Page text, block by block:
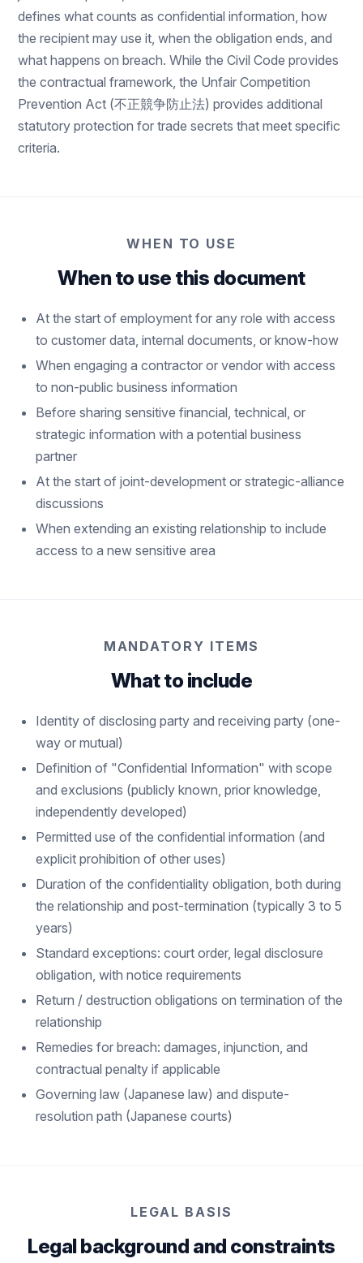
defines what counts as confidential information, how
the recipient may use it, when the obligation ends, and
what happens on breach. While the Civil Code provides
the contractual framework, the Unfair Competition
Prevention Act (不正競争防止法) provides additional
statutory protection for trade secrets that meet specific
criteria.
WHEN TO USE
When to use this document
At the start of employment for any role with access
to customer data, internal documents, or know-how
When engaging a contractor or vendor with access
to non-public business information
Before sharing sensitive financial, technical, or
strategic information with a potential business
partner
At the start of joint-development or strategic-alliance
discussions
When extending an existing relationship to include
access to a new sensitive area
MANDATORY ITEMS
What to include
Identity of disclosing party and receiving party (one-
way or mutual)
Definition of "Confidential Information" with scope
and exclusions (publicly known, prior knowledge,
independently developed)
Permitted use of the confidential information (and
explicit prohibition of other uses)
Duration of the confidentiality obligation, both during
the relationship and post-termination (typically 3 to 5
years)
Standard exceptions: court order, legal disclosure
obligation, with notice requirements
Return / destruction obligations on termination of the
relationship
Remedies for breach: damages, injunction, and
contractual penalty if applicable
Governing law (Japanese law) and dispute-
resolution path (Japanese courts)
LEGAL BASIS
Legal background and constraints